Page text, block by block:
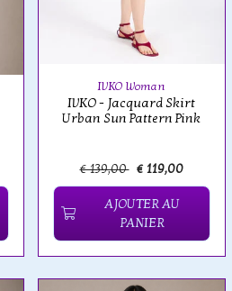
IVKO Woman
IVKO - Jacquard Skirt
Urban Sun Pattern Pink
€ 139,00 € 119,00
AJOUTER AU
PANIER